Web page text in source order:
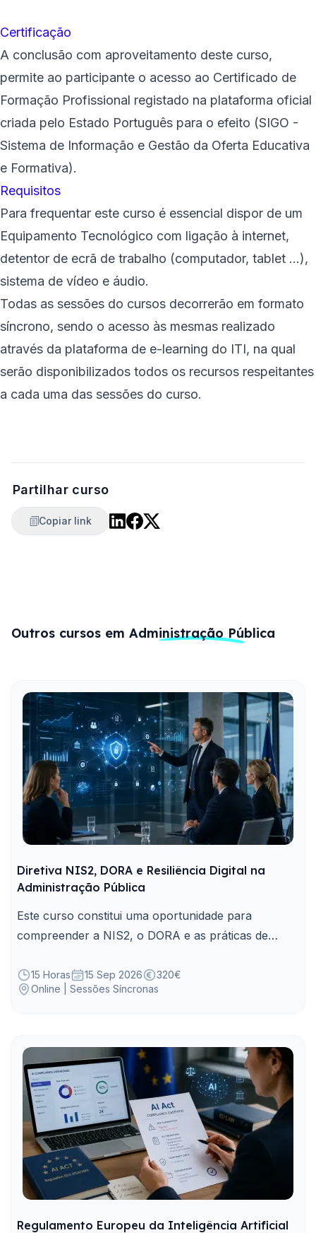
Certificação
A conclusão com aproveitamento deste curso,
permite ao participante o acesso ao Certificado de
Formação Profissional registado na plataforma oficial
criada pelo Estado Português para o efeito (SIGO -
Sistema de Informação e Gestão da Oferta Educativa
e Formativa).
Requisitos
Para frequentar este curso é essencial dispor de um
Equipamento Tecnológico com ligação à internet,
detentor de ecrã de trabalho (computador, tablet ...),
sistema de vídeo e áudio.
Todas as sessões do cursos decorrerão em formato
síncrono, sendo o acesso às mesmas realizado
através da plataforma de e-learning do ITI, na qual
serão disponibilizados todos os recursos respeitantes
a cada uma das sessões do curso.
Partilhar curso
Copiar link
Outros cursos em Administração Pública
Diretiva NIS2, DORA e Resiliência Digital na
Administração Pública
Este curso constitui uma oportunidade para
compreender a NIS2, o DORA e as práticas de
15 Horas 15 Sep 2026
320€
Online | Sessões Síncronas
Regulamento Europeu da Inteligência Artificial